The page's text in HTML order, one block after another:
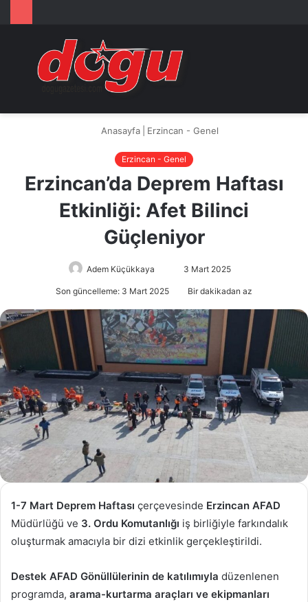
Arama
...
Anasayfa Erzincan - Genel
Erzincan - Genel
Erzincan’da Deprem Haftası
Etkinliği: Afet Bilinci
Güçleniyor
Adem Küçükkaya
e-
göndermek
3 Mart 2025
Son güncelleme: 3 Mart 2025 Bir dakikadan az
1-7 Mart Deprem Haftası çerçevesinde Erzincan AFAD
Müdürlüğü ve 3. Ordu Komutanlığı iş birliğiyle farkındalık
oluşturmak amacıyla bir dizi etkinlik gerçekleştirildi.
Destek AFAD Gönüllülerinin de katılımıyla düzenlenen
programda, arama-kurtarma araçları ve ekipmanları